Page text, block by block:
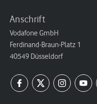
Anschrift
Vodafone GmbH
Ferdinand-Braun-Platz 1
40549 Düsseldorf